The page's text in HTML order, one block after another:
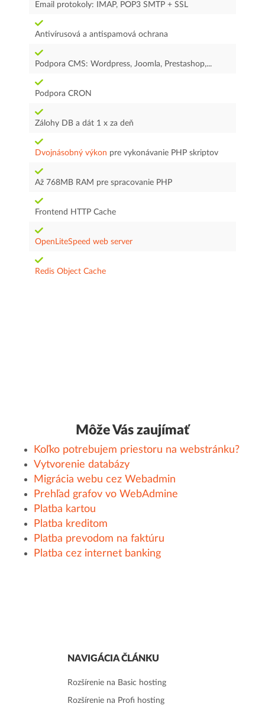
Email protokoly: IMAP, POP3 SMTP + SSL
Antivírusová a antispamová ochrana
Podpora CMS: Wordpress, Joomla, Prestashop,...
Podpora CRON
Zálohy DB a dát 1 x za deň
Dvojnásobný výkon pre vykonávanie PHP skriptov
Až 768MB RAM pre spracovanie PHP
Frontend HTTP Cache
OpenLiteSpeed web server
Redis Object Cache
Môže Vás zaujímať
Koľko potrebujem priestoru na webstránku?
Vytvorenie databázy
Migrácia webu cez Webadmin
Prehľad grafov vo WebAdmine
Platba kartou
Platba kreditom
Platba prevodom na faktúru
Platba cez internet banking
NAVIGÁCIA ČLÁNKU
Rozšírenie na Basic hosting
Rozšírenie na Profi hosting